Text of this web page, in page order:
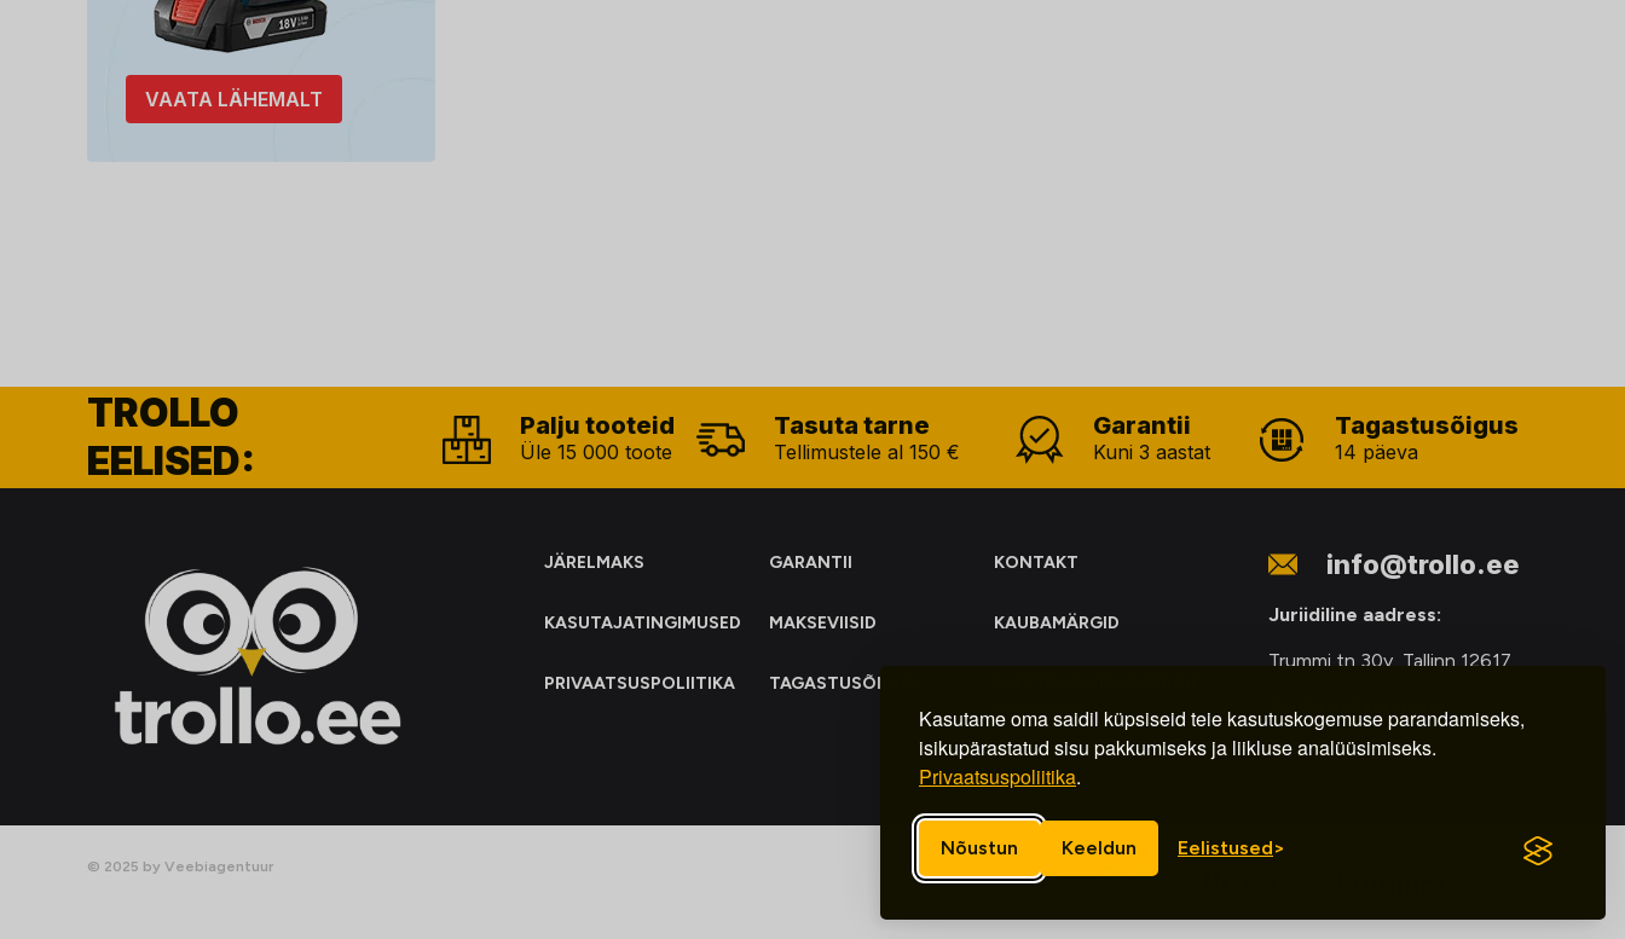
Kasutame oma saidil küpsiseid teie kasutuskogemuse parandamiseks,
isikupärastatud sisu pakkumiseks ja liikluse analüüsimiseks.
Privaatsuspoliitika.
Nõustun Keeldun Eelistused
VAATA LÄHEMALT
TROLLO
EELISED:
Palju tooteid
Üle 15 000 toote
Tasuta tarne
Tellimustele al 150 €
Garantii
Kuni 3 aastat
Tagastusõigus
14 päeva
JÄRELMAKS GARANTII KONTAKT
KASUTAJATINGIMUSED MAKSEVIISID KAUBAMÄRGID
PRIVAATSUSPOLIITIKA TAGASTUSÕIGUS
KOGUMINE
info@trollo.ee
Juriidiline aadress:
Trummi tn 30y, Tallinn 12617
Kauba väljastamine:
E-R – 9.00 – 18.00
© 2025 by Veebiagentuur